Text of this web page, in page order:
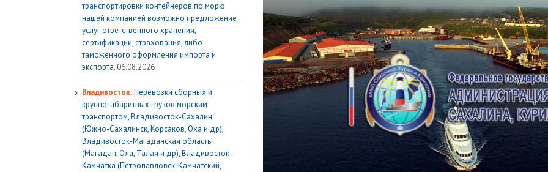
транспортировки контейнеров по морю
нашей компанией возможно предложение
услуг ответственного хранения,
сертификации, страхования, либо
таможенного оформления импорта и
экспорта. 06.08.2026
Владивосток:Перевозки сборных и
крупногабаритных грузов морским
транспортом, Владивосток-Сахалин
(Южно-Сахалинск, Корсаков, Оха и др),
Владивосток-Магаданская область
(Магадан, Ола, Талая и др), Владивосток-
Камчатка (Петропавловск-Камчатский,